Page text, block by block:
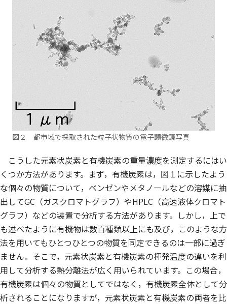
図２ 都市域で採取された粒子状物質の電子顕微鏡写真
こうした元素状炭素と有機炭素の重量濃度を測定するにはい
くつか方法があります。まず，有機炭素は，図１に示したよう
な個々の物質について，ベンゼンやメタノールなどの溶媒に抽
出してGC（ガスクロマトグラフ）やHPLC（高速液体クロマト
グラフ）などの装置で分析する方法があります。しかし，上で
も述べたように有機物は数百種類以上にも及び，このような方
法を用いてもひとつひとつの物質を同定できるのは一部に過ぎ
ません。そこで，元素状炭素と有機炭素の揮発温度の違いを利
用して分析する熱分離法が広く用いられています。この場合，
有機炭素は個々の物質としてではなく，有機炭素全体として分
析されることになりますが，元素状炭素と有機炭素の両者を比